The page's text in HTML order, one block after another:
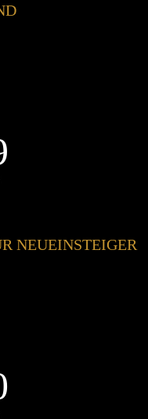
NEUEINSTEIGER